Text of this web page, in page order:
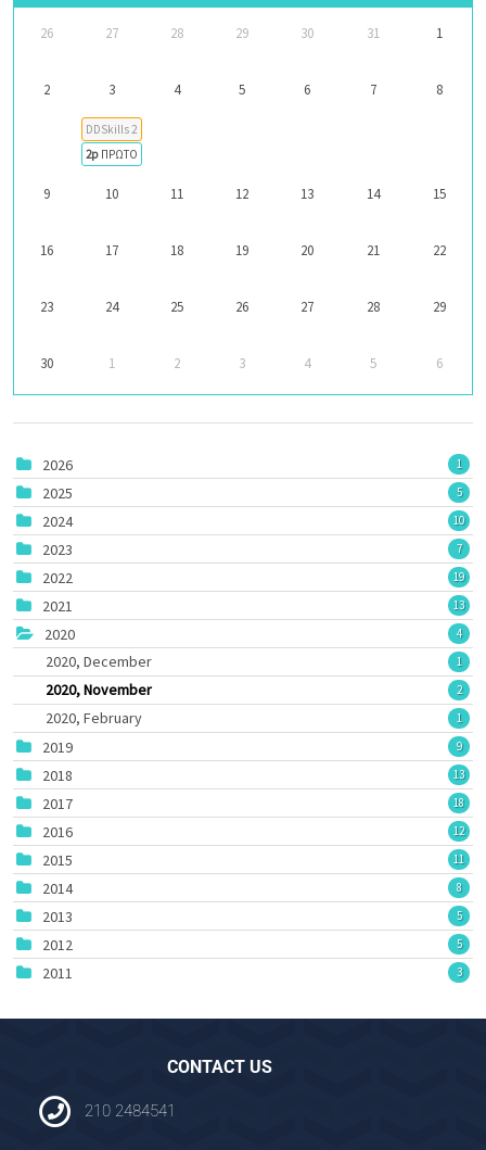
26 27 28 29 30 31 1
2 3 4 5 6 7 8
DDSkills 2nd Transnational Project Meeting
2p ΠΡΩΤΟΚΟΛΛΟ ΟΔΗΓΙΩΝ COVID-19
9 10 11 12 13 14 15
16 17 18 19 20 21 22
23 24 25 26 27 28 29
30 1 2 3 4 5 6
2026 1
2025 5
2024 10
2023 7
2022 19
2021 13
2020 4
2020, December 1
2020, November 2
2020, February 1
2019 9
2018 13
2017 18
2016 12
2015 11
2014 8
2013 5
2012 5
2011 3
CONTACT US
210 2484541